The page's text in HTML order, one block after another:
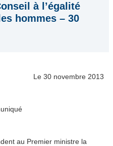
à l’égalité
hommes – 30
Le 30 novembre 2013
au Premier ministre la